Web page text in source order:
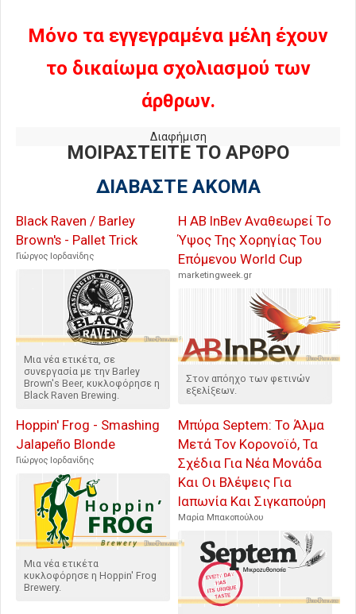
Μόνο τα εγγεγραμένα μέλη έχουν
το δικαίωμα σχολιασμού των
άρθρων.
Διαφήμιση
ΜΟΙΡΑΣΤΕΙΤΕ ΤΟ ΑΡΘΡΟ
ΔΙΑΒΑΣΤΕ ΑΚΟΜΑ
Black Raven / Barley
Brown's - Pallet Trick
Γιώργος Ιορδανίδης
Μια νέα ετικέτα, σε
συνεργασία με την Barley
Brown's Beer, κυκλοφόρησε η
Black Raven Brewing.
Η AB InBev Αναθεωρεί Το
Ύψος Της Χορηγίας Του
Επόμενου World Cup
marketingweek.gr
Στον απόηχο των φετινών
εξελίξεων.
Hoppin' Frog - Smashing
Jalapeño Blonde
Γιώργος Ιορδανίδης
Μια νέα ετικέτα
κυκλοφόρησε η Hoppin' Frog
Brewery.
Μπύρα Septem: Το Άλμα
Μετά Τον Κορονοϊό, Τα
Σχέδια Για Νέα Μονάδα
Και Οι Βλέψεις Για
Ιαπωνία Και Σιγκαπούρη
Μαρία Μπακοπούλου